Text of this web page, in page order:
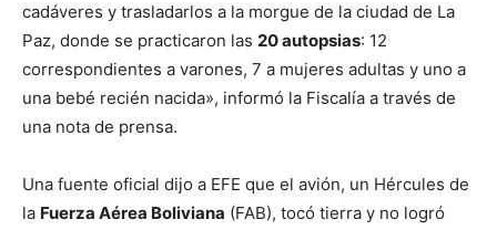
cadáveres y trasladarlos a la morgue de la ciudad de La
Paz, donde se practicaron las 20 autopsias: 12
correspondientes a varones, 7 a mujeres adultas y uno a
una bebé recién nacida», informó la Fiscalía a través de
una nota de prensa.
Una fuente oficial dijo a EFE que el avión, un Hércules de
la Fuerza Aérea Boliviana (FAB), tocó tierra y no logró